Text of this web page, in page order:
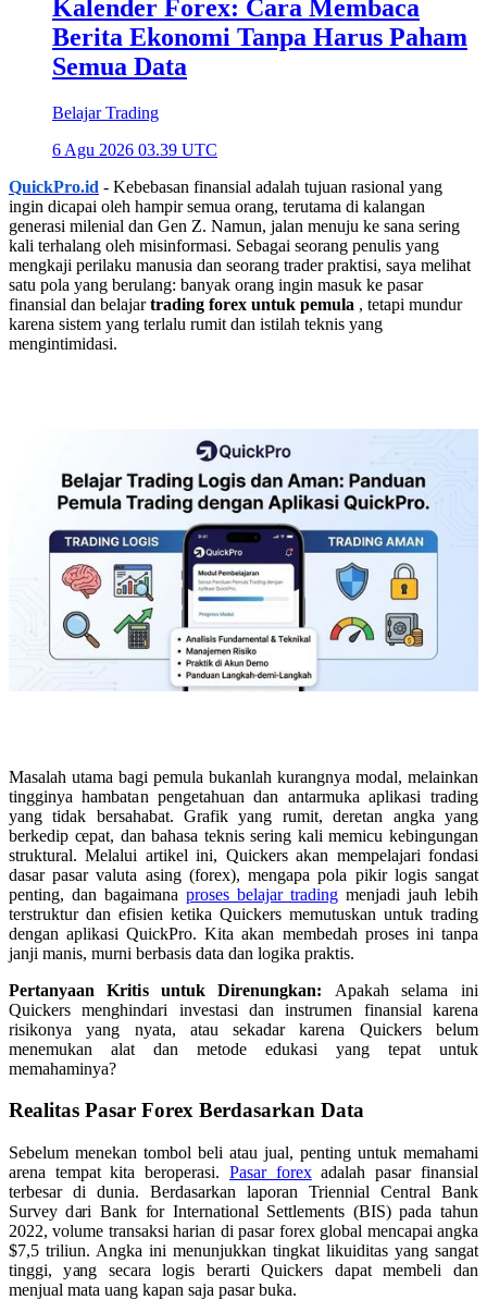
Kalender Forex: Cara Membaca
Berita Ekonomi Tanpa Harus Paham
Semua Data
Belajar Trading
6 Agu 2026 03.39 UTC
QuickPro.id - Kebebasan finansial adalah tujuan rasional yang
ingin dicapai oleh hampir semua orang, terutama di kalangan
generasi milenial dan Gen Z. Namun, jalan menuju ke sana sering
kali terhalang oleh misinformasi. Sebagai seorang penulis yang
mengkaji perilaku manusia dan seorang trader praktisi, saya melihat
satu pola yang berulang: banyak orang ingin masuk ke pasar
finansial dan belajartrading forex untuk pemula , tetapi mundur
karena sistem yang terlalu rumit dan istilah teknis yang
mengintimidasi.
Masalah utama bagi pemula bukanlah kurangnya modal, melainkan
tingginya hambatan pengetahuan dan antarmuka aplikasi trading
yang tidak bersahabat. Grafik yang rumit, deretan angka yang
berkedip cepat, dan bahasa teknis sering kali memicu kebingungan
struktural. Melalui artikel ini, Quickers akan mempelajari fondasi
dasar pasar valuta asing (forex), mengapa pola pikir logis sangat
penting, dan bagaimana proses belajar trading menjadi jauh lebih
terstruktur dan efisien ketika Quickers memutuskan untuk trading
dengan aplikasi QuickPro. Kita akan membedah proses ini tanpa
janji manis, murni berbasis data dan logika praktis.
Pertanyaan Kritis untuk Direnungkan: Apakah selama ini
Quickers menghindari investasi dan instrumen finansial karena
risikonya yang nyata, atau sekadar karena Quickers belum
menemukan alat dan metode edukasi yang tepat untuk
memahaminya?
Realitas Pasar Forex Berdasarkan Data
Sebelum menekan tombol beli atau jual, penting untuk memahami
arena tempat kita beroperasi. Pasar forex adalah pasar finansial
terbesar di dunia. Berdasarkan laporan Triennial Central Bank
Survey dari Bank for International Settlements (BIS) pada tahun
2022, volume transaksi harian di pasar forex global mencapai angka
$7,5 triliun. Angka ini menunjukkan tingkat likuiditas yang sangat
tinggi, yang secara logis berarti Quickers dapat membeli dan
menjual mata uang kapan saja pasar buka.